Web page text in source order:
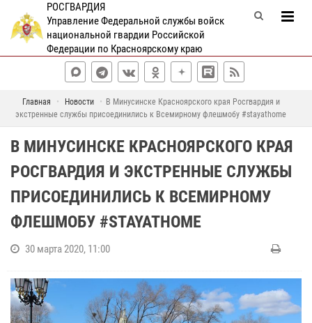
РОСГВАРДИЯ
Управление Федеральной службы войск
национальной гвардии Российской
Федерации по Красноярскому краю
Главная Новости
В Минусинске Красноярского края Росгвардия и
экстренные службы присоединились к Всемирному флешмобу #stayathome
В МИНУСИНСКЕ КРАСНОЯРСКОГО КРАЯ
РОСГВАРДИЯ И ЭКСТРЕННЫЕ СЛУЖБЫ
ПРИСОЕДИНИЛИСЬ К ВСЕМИРНОМУ
ФЛЕШМОБУ #STAYATHOME
30 марта 2020, 11:00